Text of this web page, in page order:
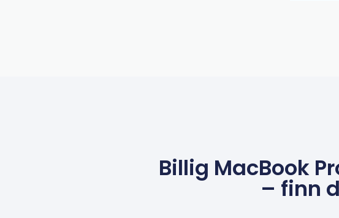
Billig MacBook
– finn